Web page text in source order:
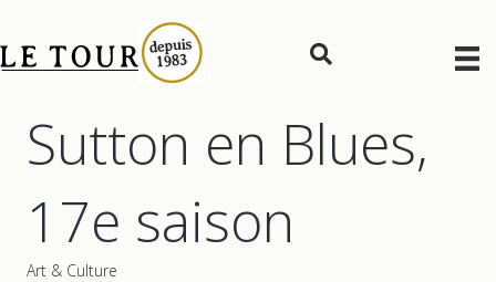
Sutton en Blues,
17e saison
Art & Culture